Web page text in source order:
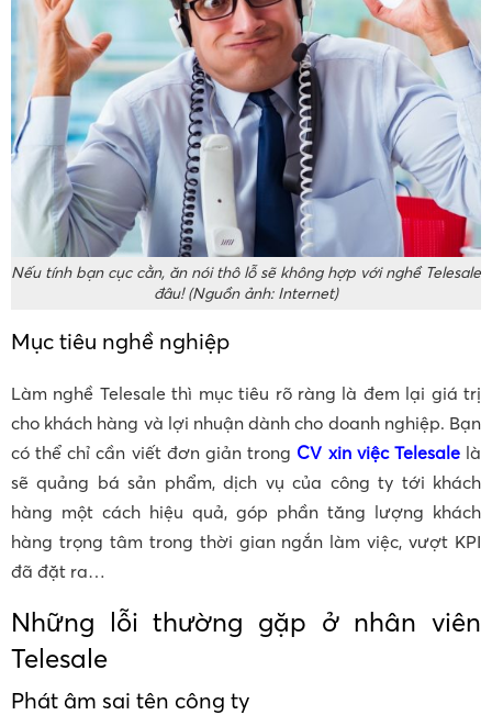
Nếu tính bạn cục cằn, ăn nói thô lỗ sẽ không hợp với nghề Telesale
đâu! (Nguồn ảnh: Internet)
Mục tiêu nghề nghiệp
Làm nghề Telesale thì mục tiêu rõ ràng là đem lại giá trị
cho khách hàng và lợi nhuận dành cho doanh nghiệp. Bạn
có thể chỉ cần viết đơn giản trong CV xin việc Telesalelà
sẽ quảng bá sản phẩm, dịch vụ của công ty tới khách
hàng một cách hiệu quả, góp phần tăng lượng khách
hàng trọng tâm trong thời gian ngắn làm việc, vượt KPI
đã đặt ra…
Những lỗi thường gặp ở nhân viên
Telesale
Phát âm sai tên công ty